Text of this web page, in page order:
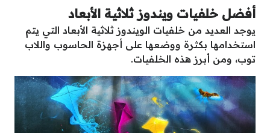
أفضل خلفيات ويندوز ثلاثية الأبعاد
يوجد العديد من خلفيات الويندوز ثلاثية الأبعاد التي يتم
استخدامها بكثرة ووضعها على أجهزة الحاسوب واللاب
توب، ومن أبرز هذه الخلفيات.